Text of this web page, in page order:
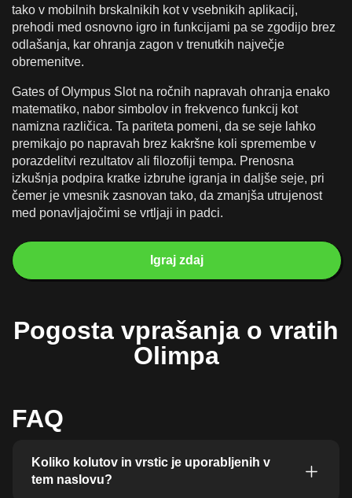
tako v mobilnih brskalnikih kot v vsebnikih aplikacij,
prehodi med osnovno igro in funkcijami pa se zgodijo brez
odlašanja, kar ohranja zagon v trenutkih največje
obremenitve.
Gates of Olympus Slot na ročnih napravah ohranja enako
matematiko, nabor simbolov in frekvenco funkcij kot
namizna različica. Ta pariteta pomeni, da se seje lahko
premikajo po napravah brez kakršne koli spremembe v
porazdelitvi rezultatov ali filozofiji tempa. Prenosna
izkušnja podpira kratke izbruhe igranja in daljše seje, pri
čemer je vmesnik zasnovan tako, da zmanjša utrujenost
med ponavljajočimi se vrtljaji in padci.
Igraj zdaj
Pogosta vprašanja o vratih
Olimpa
FAQ
Koliko kolutov in vrstic je uporabljenih v
tem naslovu?